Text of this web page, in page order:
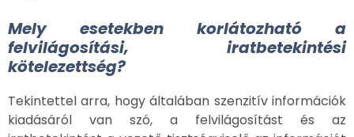
Mely esetekben korlátozható a
felvilágosítási, iratbetekintési
kötelezettség?
Tekintettel arra, hogy általában szenzitív információk
kiadásáról van szó, a felvilágosítást és az